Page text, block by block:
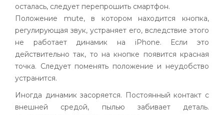
осталась, следует перепрошить смартфон.
Положение mute, в котором находится кнопка,
регулирующая звук, устраняет его, вследствие этого
не работает динамик на iPhone. Если это
действительно так, то на кнопке появится красная
точка. Следует поменять положение и неудобство
устранится.
Иногда динамик засоряется. Постоянный контакт с
внешней средой, пылью забивает деталь.